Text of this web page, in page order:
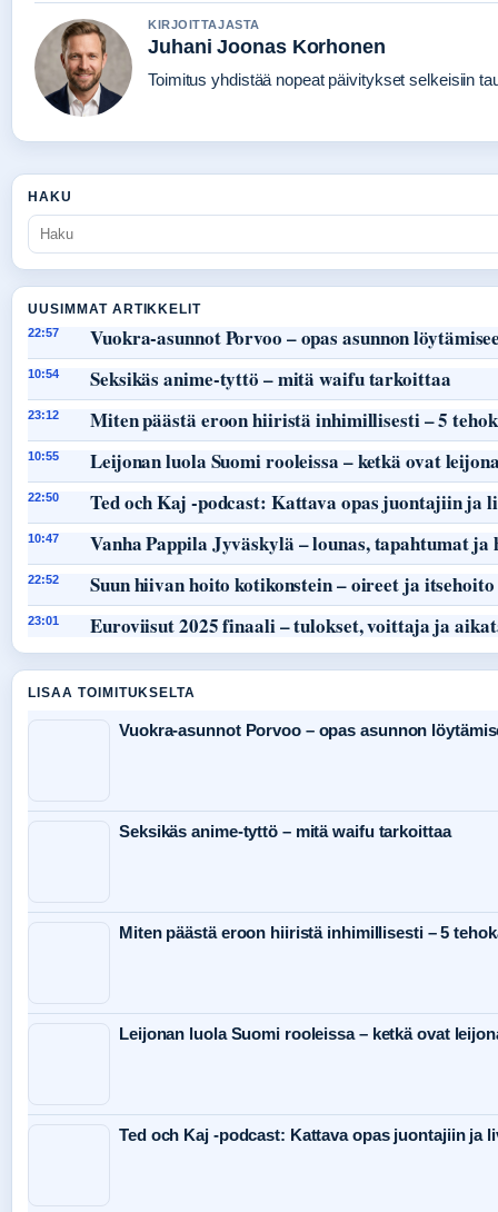
KIRJOITTAJASTA
Juhani Joonas Korhonen
Toimitus yhdistää nopeat päivitykset selkeisiin
HAKU
UUSIMMAT ARTIKKELIT
22:57 Vuokra-asunnot Porvoo – opas asunnon
10:54 Seksikäs anime-tyttö – mitä waifu tarkoittaa
23:12 Miten päästä eroon hiiristä inhimillisesti – 5
10:55 Leijonan luola Suomi rooleissa – ketkä ovat
22:50 Ted och Kaj -podcast: Kattava opas juontajiin ja
10:47 Vanha Pappila Jyväskylä – lounas, tapahtumat
22:52 Suun hiivan hoito kotikonstein – oireet ja itsehoito
23:01 Euroviisut 2025 finaali – tulokset, voittaja ja
LISAA TOIMITUKSELTA
Vuokra-asunnot Porvoo – opas asunnon
Seksikäs anime-tyttö – mitä waifu tarkoittaa
Miten päästä eroon hiiristä inhimillisesti – 5
Leijonan luola Suomi rooleissa – ketkä ovat
Ted och Kaj -podcast: Kattava opas juontajiin ja